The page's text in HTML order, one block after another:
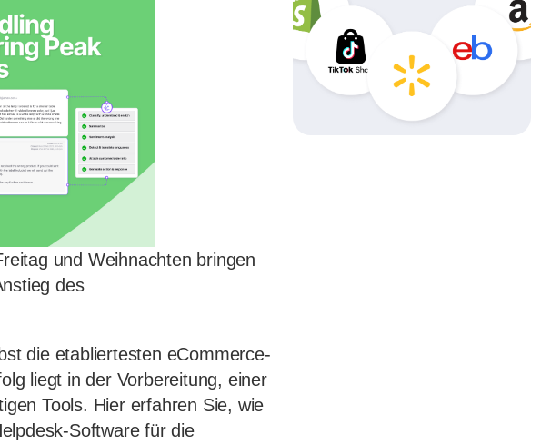
und Weihnachten bringen
des
die etabliertesten eCommerce-
liegt in der Vorbereitung, einer
Tools. Hier erfahren Sie, wie
Software für die